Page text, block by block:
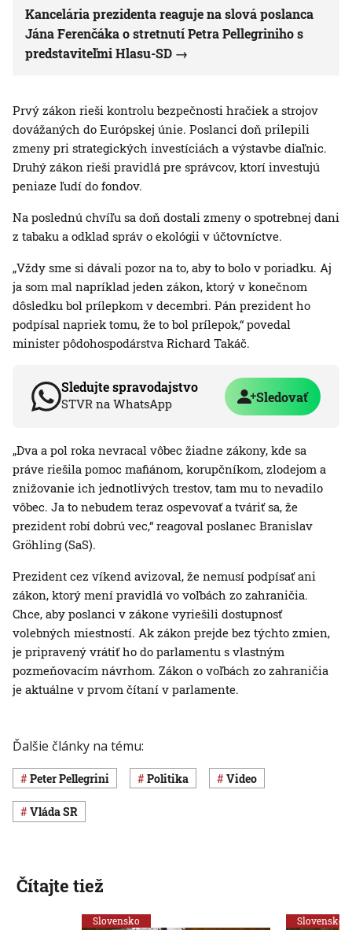
Kancelária prezidenta reaguje na slová poslanca
Jána Ferenčáka o stretnutí Petra Pellegriniho s
predstaviteľmi Hlasu-SD
Prvý zákon rieši kontrolu bezpečnosti hračiek a strojov
dovážaných do Európskej únie. Poslanci doň prilepili
zmeny pri strategických investíciách a výstavbe diaľnic.
Druhý zákon rieši pravidlá pre správcov, ktorí investujú
peniaze ľudí do fondov.
Na poslednú chvíľu sa doň dostali zmeny o spotrebnej dani
z tabaku a odklad správ o ekológii v účtovníctve.
„Vždy sme si dávali pozor na to, aby to bolo v poriadku. Aj
ja som mal napríklad jeden zákon, ktorý v konečnom
dôsledku bol prílepkom v decembri. Pán prezident ho
podpísal napriek tomu, že to bol prílepok,“ povedal
minister pôdohospodárstva Richard Takáč.
Sledujte spravodajstvo
STVR na WhatsApp Sledovať
„Dva a pol roka nevracal vôbec žiadne zákony, kde sa
práve riešila pomoc mafiánom, korupčníkom, zlodejom a
znižovanie ich jednotlivých trestov, tam mu to nevadilo
vôbec. Ja to nebudem teraz ospevovať a tváriť sa, že
prezident robí dobrú vec,“ reagoval poslanec Branislav
Gröhling (SaS).
Prezident cez víkend avizoval, že nemusí podpísať ani
zákon, ktorý mení pravidlá vo voľbách zo zahraničia.
Chce, aby poslanci v zákone vyriešili dostupnosť
volebných miestností. Ak zákon prejde bez týchto zmien,
je pripravený vrátiť ho do parlamentu s vlastným
pozmeňovacím návrhom. Zákon o voľbách zo zahraničia
je aktuálne v prvom čítaní v parlamente.
Ďalšie články na tému:
Peter Pellegrini Politika Video
vláda SR
Čítajte tiež
Slovensko Slovensko